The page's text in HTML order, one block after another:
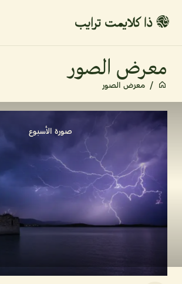
معرض الصور
/ معرض الصور
صورة الأسبوع